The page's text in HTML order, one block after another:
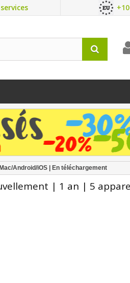
services
Android/iOS | En téléchargement
| 1 an | 5